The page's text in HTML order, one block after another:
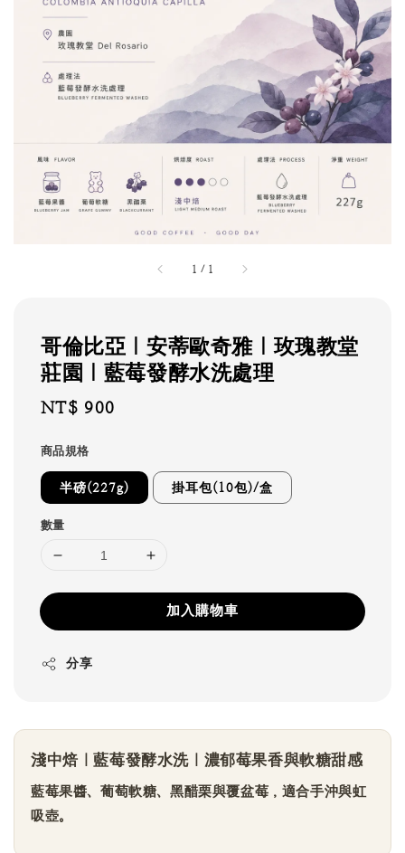
1 / 1
哥倫比亞｜安蒂歐奇雅｜玫瑰教堂
莊園｜藍莓發酵水洗處理
Regular
NT$ 900
商品規格
半磅(227g) 掛耳包(10包)/盒
數量
加入購物車
分享
淺中焙｜藍莓發酵水洗｜濃郁莓果香與軟糖甜感
藍莓果醬、葡萄軟糖、黑醋栗與覆盆莓，適合手沖與虹
吸壺。